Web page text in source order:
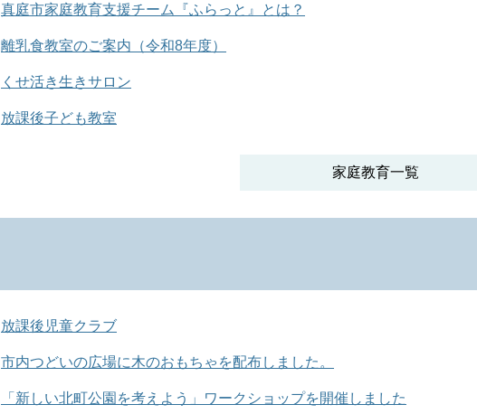
真庭市家庭教育支援チーム『ふらっと』とは？
離乳食教室のご案内（令和8年度）
くせ活き生きサロン
放課後子ども教室
家庭教育一覧
放課後児童クラブ
市内つどいの広場に木のおもちゃを配布しました。
「新しい北町公園を考えよう」ワークショップを開催しました